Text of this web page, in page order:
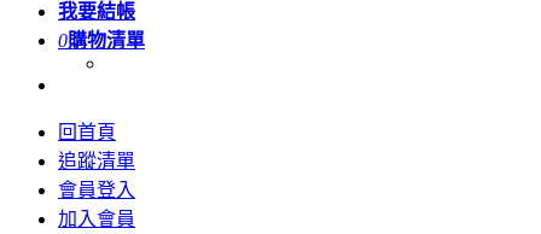
我要結帳
0購物清單
回首頁
追蹤清單
會員登入
加入會員